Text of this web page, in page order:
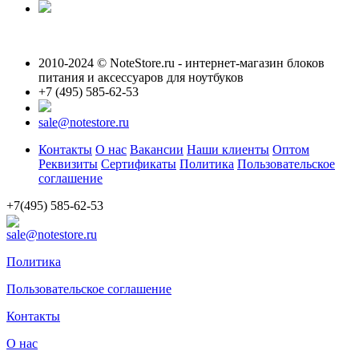
2010-2024 © NoteStore.ru - интернет-магазин блоков
питания и аксессуаров для ноутбуков
+7 (495) 585-62-53
sale@notestore.ru
Контакты О нас Вакансии Наши клиенты Оптом
Реквизиты Сертификаты Политика Пользовательское
соглашение
+7(495) 585-62-53
sale@notestore.ru
Политика
Пользовательское соглашение
Контакты
О нас